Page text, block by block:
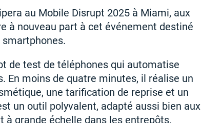
au Mobile Disrupt 2025 à Miami, aux
à nouveau part à cet événement destiné
de test de téléphones qui automatise
En moins de quatre minutes, il réalise un
une tarification de reprise et un
un outil polyvalent, adapté aussi bien aux
à grande échelle dans les entrepôts.